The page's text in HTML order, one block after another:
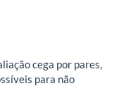
cega por pares,
para não